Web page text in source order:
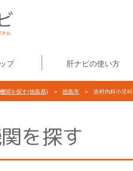
プ 肝ナビの使い方
関を探す(徳島県) > 徳島市 > 吉村内科小児科
を探す